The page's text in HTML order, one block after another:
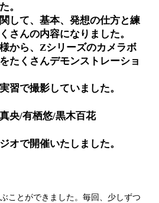
。
して、基本、発想の仕方と練
さんの内容になりました。
から、Zシリーズのカメラボ
たくさんデモンストレーショ
習で撮影していました。
央/有栖悠/黒木百花
オで開催いたしました。
ことができました。毎回、少しずつ